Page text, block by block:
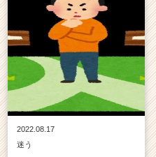
2022.08.17
迷う